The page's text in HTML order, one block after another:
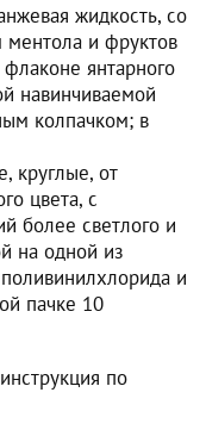
жидкость, со
и фруктов
янтарного
навинчиваемой
колпачком; в
круглые, от
цвета, с
более светлого и
на одной из
и
пачке 10
по